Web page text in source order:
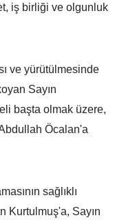
iş birliği ve olgunluk
ve yürütülmesinde
Sayın
başta olmak üzere,
Öcalan'a
sağlıklı
Kurtulmuş'a, Sayın